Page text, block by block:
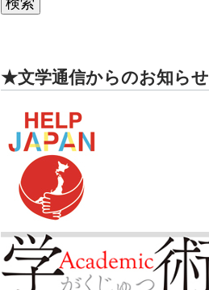
★文学通信からのお知らせ